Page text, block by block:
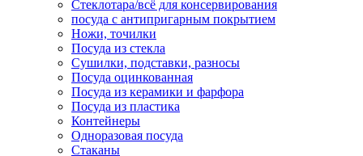
Стеклотара/всё для консервирования
посуда с антипригарным покрытием
Ножи, точилки
Посуда из стекла
Сушилки, подставки, разносы
Посуда оцинкованная
Посуда из керамики и фарфора
Посуда из пластика
Контейнеры
Одноразовая посуда
Стаканы